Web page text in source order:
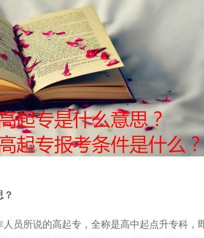
？
人员所说的高起专，全称是高中起点升专科，